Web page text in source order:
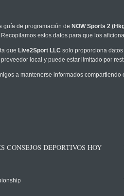
guía de programación de NOW Sports 2
estos datos para que los
que Live2Sport LLC solo proporciona
local y puede estar limitado por
a mantenerse informados
CONSEJOS DEPORTIVOS HOY